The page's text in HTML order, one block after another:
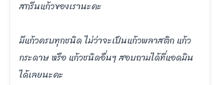
สกรีนแก้วของเรานะคะ
มีแก้วครบทุกชนิด ไม่ว่าจะเป็นแก้วพลาสติก แก้ว
กระดาษ หรือ แก้วชนิดอื่นๆ สอบถามได้ที่แอดมิน
ได้เลยนะคะ